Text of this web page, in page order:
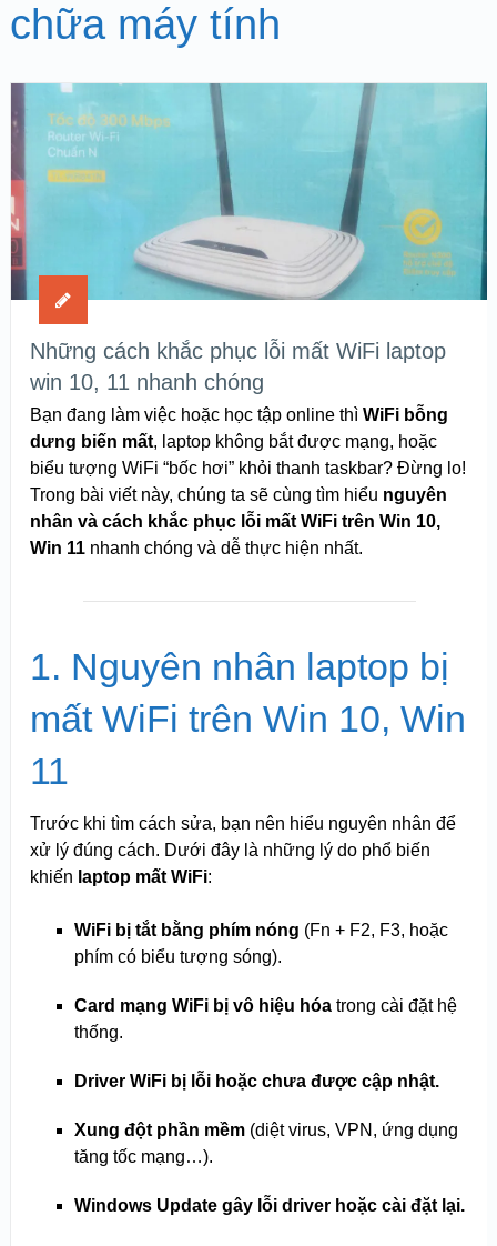
chữa máy tính
Những cách khắc phục lỗi mất WiFi laptop
win 10, 11 nhanh chóng
Bạn đang làm việc hoặc học tập online thì WiFi bỗng
dưng biến mất, laptop không bắt được mạng, hoặc
biểu tượng WiFi “bốc hơi” khỏi thanh taskbar? Đừng lo!
Trong bài viết này, chúng ta sẽ cùng tìm hiểu nguyên
nhân và cách khắc phục lỗi mất WiFi trên Win 10,
Win 11nhanh chóng và dễ thực hiện nhất.
1. Nguyên nhân laptop bị
mất WiFi trên Win 10, Win
11
Trước khi tìm cách sửa, bạn nên hiểu nguyên nhân để
xử lý đúng cách. Dưới đây là những lý do phổ biến
khiến laptop mất WiFi:
WiFi bị tắt bằng phím nóng (Fn + F2, F3, hoặc
phím có biểu tượng sóng).
Card mạng WiFi bị vô hiệu hóatrong cài đặt hệ
thống.
Driver WiFi bị lỗi hoặc chưa được cập nhật.
Xung đột phần mềm(diệt virus, VPN, ứng dụng
tăng tốc mạng…).
Windows Update gây lỗi driver hoặc cài đặt lại.